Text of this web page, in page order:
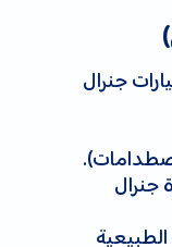
جنرال
جنرال
الطبيعية